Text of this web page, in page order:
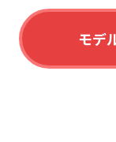
モデ